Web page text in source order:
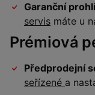
Garanční
servis máte u
Prémiová
Předprodejní
seřízené a